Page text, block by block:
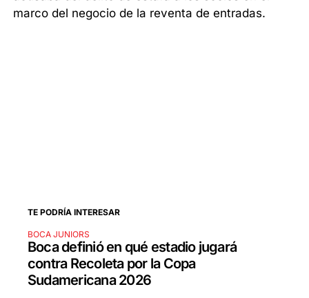
marco del negocio de la reventa de entradas.
TE PODRÍA INTERESAR
BOCA JUNIORS
Boca definió en qué estadio jugará
contra Recoleta por la Copa
Sudamericana 2026